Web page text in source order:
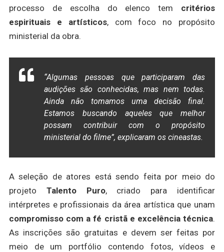
processo de escolha do elenco tem critérios
espirituais e artísticos, com foco no propósito
ministerial da obra.
“Algumas pessoas que participaram das
audições são conhecidas, mas nem todas.
Ainda não tomamos uma decisão final.
Estamos buscando aqueles que melhor
possam contribuir com o propósito
ministerial do filme”, explicaram os cineastas.
A seleção de atores está sendo feita por meio do
projeto Talento Puro, criado para identificar
intérpretes e profissionais da área artística que unam
compromisso com a fé cristã e excelência técnica.
As inscrições são gratuitas e devem ser feitas por
meio de um portfólio contendo fotos, vídeos e